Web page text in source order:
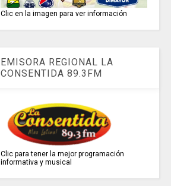
Clic en la imagen para ver información
EMISORA REGIONAL LA
CONSENTIDA 89.3FM
Clic para tener la mejor programación
informativa y musical